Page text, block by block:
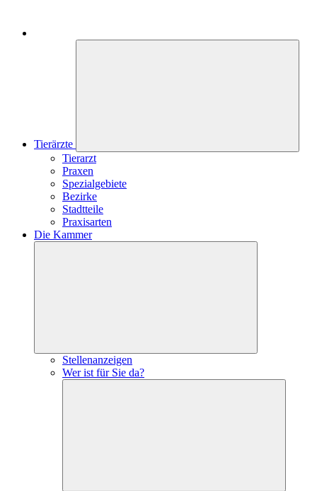
Tierärzte
Tierarzt
Praxen
Spezialgebiete
Bezirke
Stadtteile
Praxisarten
Die Kammer
Stellenanzeigen
Wer ist für Sie da?